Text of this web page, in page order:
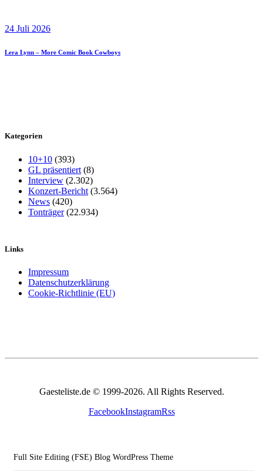
24 Juli 2026
Lera Lynn – More Comic Book Cowboys
Kategorien
10+10 (393)
GL präsentiert (8)
Interview (2.302)
Konzert-Bericht (3.564)
News (420)
Tonträger(22.934)
Links
Impressum
Datenschutzerklärung
Cookie-Richtlinie (EU)
Gaesteliste.de © 1999-2026. All Rights Reserved.
FacebookInstagramRss
Full Site Editing (FSE) Blog WordPress Theme